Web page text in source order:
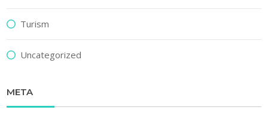
Turism
Uncategorized
META